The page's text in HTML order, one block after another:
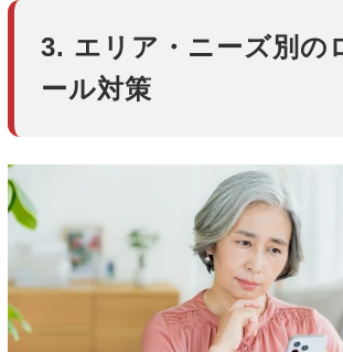
3. エリア・ニーズ別の
ール対策